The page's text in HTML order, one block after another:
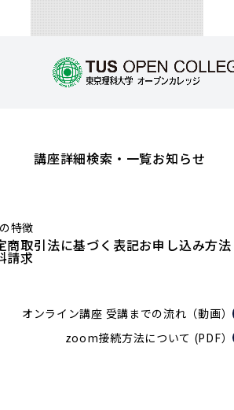
特徴
講座詳細検索・一覧お知らせ
商取引法に基づく表記お申し込み方法
請求
オンライン講座 受講までの流れ（動画）
zoom接続方法について (PDF）